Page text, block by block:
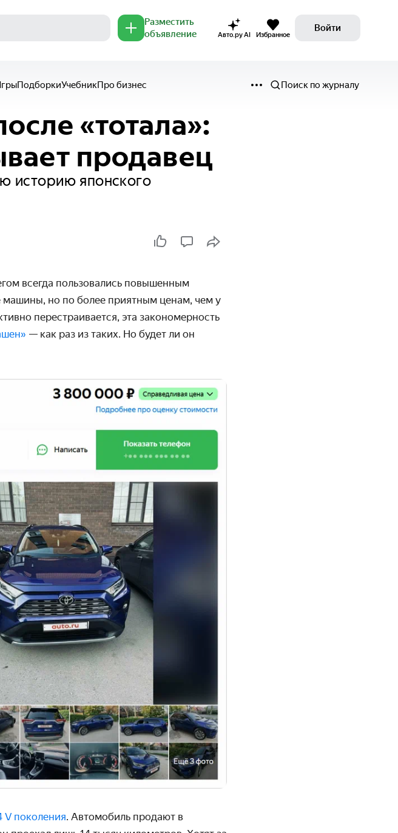
Разместить
объявление
Авто.ру AI Избранное
Войти
ПодборкиУчебникПро бизнес Поиск по журналу
«тотала»:
продавец
историю японского
всегда пользовались повышенным
машины, но по более приятным ценам, чем у
перестраивается, эта закономерность
— как раз из таких. Но будет ли он
V поколения. Автомобиль продают в